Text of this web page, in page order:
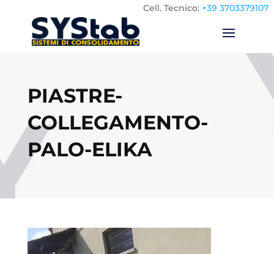
Cell. Tecnico: +39 3703379107
PIASTRE-
COLLEGAMENTO-
PALO-ELIKA